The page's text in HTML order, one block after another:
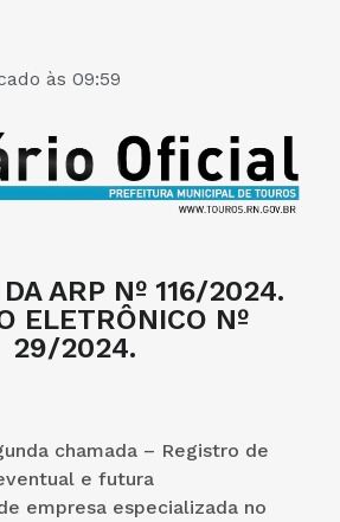
às 09:59
ARP Nº 116/2024.
ELETRÔNICO Nº
29/2024.
chamada – Registro de
e futura
empresa especializada no